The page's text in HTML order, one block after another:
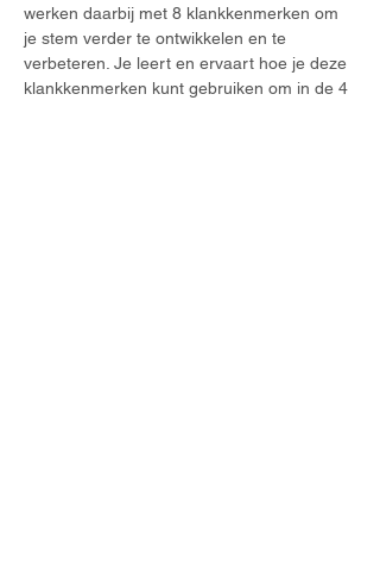
werken daarbij met 8 klankkenmerken om
je stem verder te ontwikkelen en te
verbeteren. Je leert en ervaart hoe je deze
klankkenmerken kunt gebruiken om in de 4